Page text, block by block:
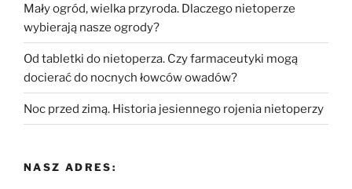
Mały ogród, wielka przyroda. Dlaczego nietoperze
wybierają nasze ogrody?
Od tabletki do nietoperza. Czy farmaceutyki mogą
docierać do nocnych łowców owadów?
Noc przed zimą. Historia jesiennego rojenia nietoperzy
NASZ ADRES: